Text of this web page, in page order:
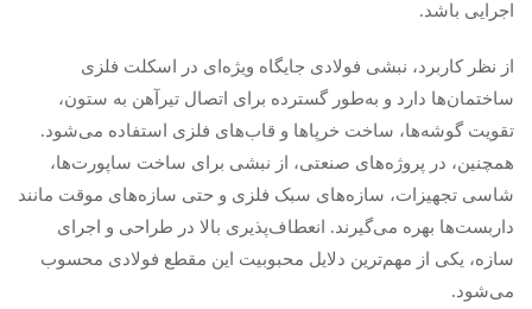
اجرایی باشد.
از نظر کاربرد، نبشی فولادی جایگاه ویژه‌ای در اسکلت فلزی
ساختمان‌ها دارد و به‌طور گسترده برای اتصال تیرآهن به ستون،
تقویت گوشه‌ها، ساخت خرپاها و قاب‌های فلزی استفاده می‌شود.
همچنین، در پروژه‌های صنعتی، از نبشی برای ساخت ساپورت‌ها،
شاسی تجهیزات، سازه‌های سبک فلزی و حتی سازه‌های موقت مانند
داربست‌ها بهره می‌گیرند. انعطاف‌پذیری بالا در طراحی و اجرای
سازه، یکی از مهم‌ترین دلایل محبوبیت این مقطع فولادی محسوب
می‌شود.